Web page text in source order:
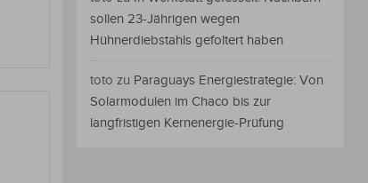
sollen 23-Jährigen wegen
Hühnerdiebstahls gefoltert haben
toto zu Paraguays Energiestrategie: Von
Solarmodulen im Chaco bis zur
langfristigen Kernenergie-Prüfung